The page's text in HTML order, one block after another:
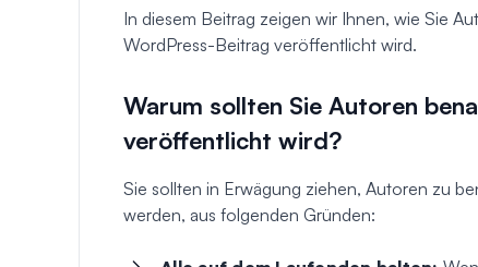
In diesem Beitrag zeigen wir Ihnen, wie Sie
WordPress-Beitrag veröffentlicht wird.
Warum sollten Sie Autoren
veröffentlicht wird?
Sie sollten in Erwägung ziehen, Autoren zu
werden, aus folgenden Gründen: